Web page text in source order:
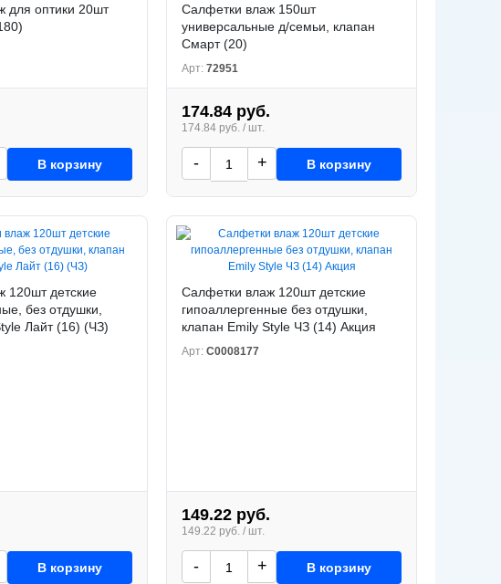
для оптики 20шт
В корзину
Салфетки влаж 150шт
универсальные д/семьи, клапан
Смарт (20)
Арт: 72951
174.84 руб.
174.84 руб. / шт.
- + В корзину
120шт детские
без отдушки,
Лайт (16) (ЧЗ)
В корзину
Салфетки влаж 120шт детские
гипоаллергенные без отдушки,
клапан Emily Style ЧЗ (14) Акция
Арт: С0008177
149.22 руб.
149.22 руб. / шт.
- + В корзину